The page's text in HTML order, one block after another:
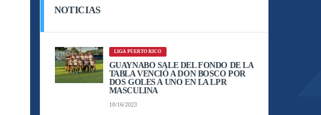
NOTICIAS
LIGA PUERTO RICO
GUAYNABO SALE DEL FONDO DE LA
TABLA VENCIÓ A DON BOSCO POR
DOS GOLES A UNO EN LA LPR
MASCULINA
10/16/2023